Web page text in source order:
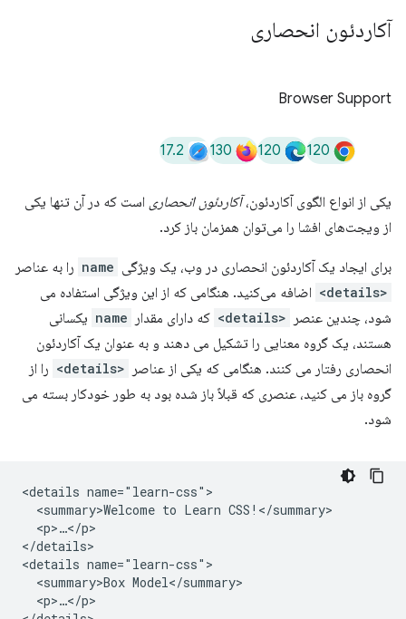
آکاردئون انحصاری
Browser Support
120
120
130
17.2
یکی از انواع الگوی آکاردئون،آکاردئون انحصاری است که در آن تنها یکی
از ویجت‌های افشا را می‌توان همزمان باز کرد.
برای ایجاد یک آکاردئون انحصاری در وب، یک ویژگی name را به عناصر
<details>
اضافه می‌کنید. هنگامی که از این ویژگی استفاده می
شود، چندین عنصر
<details> که دارای مقدار name یکسانی
هستند، یک گروه معنایی را تشکیل می دهند و به عنوان یک آکاردئون
انحصاری رفتار می کنند. هنگامی که یکی از عناصر
<details>
را از
گروه باز می کنید، عنصری که قبلاً باز شده بود به طور خودکار بسته می
شود.
<details name="learn-css">
  <summary>Welcome to Learn CSS!</summary>
  <p>…</p>
</details>
<details name="learn-css">
  <summary>Box Model</summary>
  <p>…</p>